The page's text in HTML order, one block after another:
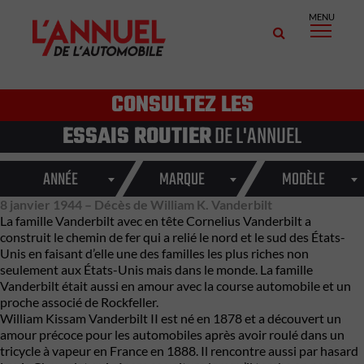
MENU
CONSULTEZ LES
ESSAIS ROUTIERDE L'ANNUEL
ANNÉE MARQUE MODÈLE
8 janvier 1944 – Décès de William K. Vanderbilt
La famille Vanderbilt avec en tête Cornelius Vanderbilt a
construit le chemin de fer qui a relié le nord et le sud des États-
Unis en faisant d’elle une des familles les plus riches non
seulement aux États-Unis mais dans le monde. La famille
Vanderbilt était aussi en amour avec la course automobile et un
proche associé de Rockfeller.
William Kissam Vanderbilt II est né en 1878 et a découvert un
amour précoce pour les automobiles après avoir roulé dans un
tricycle à vapeur en France en 1888. Il rencontre aussi par hasard